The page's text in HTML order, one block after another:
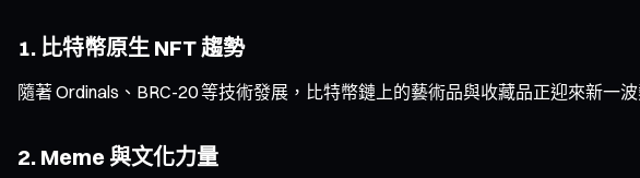
1. 比特幣原生 NFT 趨勢
隨著 Ordinals、BRC-20 等技術發展，比特幣鏈上的藝術品與收藏品正迎來新一
2. Meme 與文化力量